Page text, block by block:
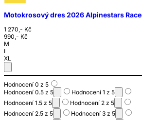
Motokrosový dres 2026 Alpinestars
1 270,- Kč
990,- Kč
M
L
XL
Hodnocení 0 z 5
Hodnocení 0.5 z 5
Hodnocení 1 z 5
Hodnocení 1.5 z 5
Hodnocení 2 z 5
Hodnocení 2.5 z 5
Hodnocení 3 z 5